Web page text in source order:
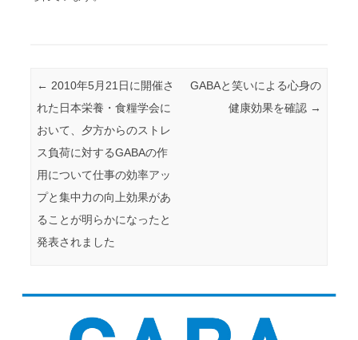
投稿ナビゲーション
← 2010年5月21日に開催さ
れた日本栄養・食糧学会に
おいて、夕方からのストレ
ス負荷に対するGABAの作
用について仕事の効率アッ
プと集中力の向上効果があ
ることが明らかになったと
発表されました
GABAと笑いによる心身の
健康効果を確認 →